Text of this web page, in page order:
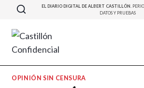
Saltar
contenido
EL DIARIO DIGITAL DE ALBERT CASTILLÓN.
DATOS Y PRUEBAS
OPINIÓN SIN CENSURA